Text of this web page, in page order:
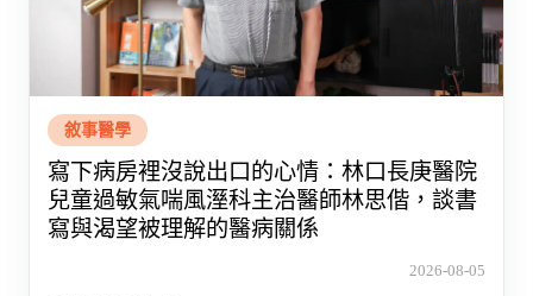
敘事醫學
寫下病房裡沒說出口的心情：林口長庚醫院
兒童過敏氣喘風溼科主治醫師林思偕，談書
寫與渴望被理解的醫病關係
2026-08-05